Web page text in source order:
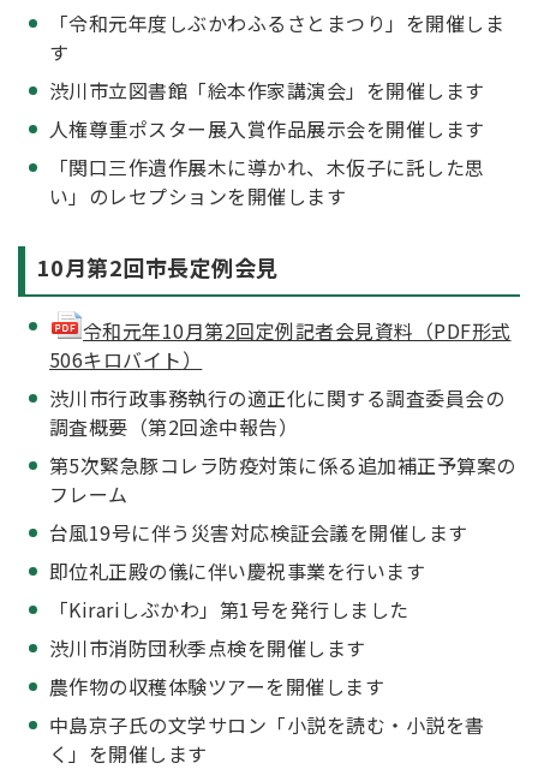
「令和元年度しぶかわふるさとまつり」を開催しま
す
渋川市立図書館「絵本作家講演会」を開催します
人権尊重ポスター展入賞作品展示会を開催します
「関口三作遺作展木に導かれ、木仮子に託した思
い」のレセプションを開催します
10月第2回市長定例会見
令和元年10月第2回定例記者会見資料（PDF形式
506キロバイト）
渋川市行政事務執行の適正化に関する調査委員会の
調査概要（第2回途中報告）
第5次緊急豚コレラ防疫対策に係る追加補正予算案の
フレーム
台風19号に伴う災害対応検証会議を開催します
即位礼正殿の儀に伴い慶祝事業を行います
「Kirariしぶかわ」第1号を発行しました
渋川市消防団秋季点検を開催します
農作物の収穫体験ツアーを開催します
中島京子氏の文学サロン「小説を読む・小説を書
く」を開催します